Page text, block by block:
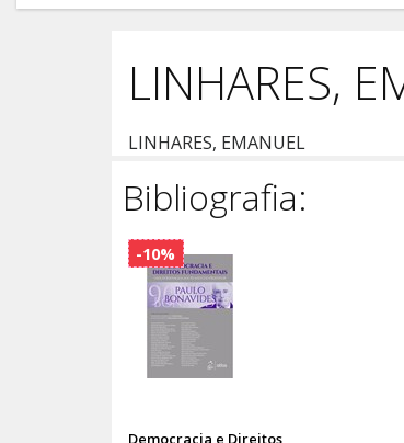
LINHARES,
LINHARES, EMANUEL
Bibliografia:
Democracia e Direitos
-10%